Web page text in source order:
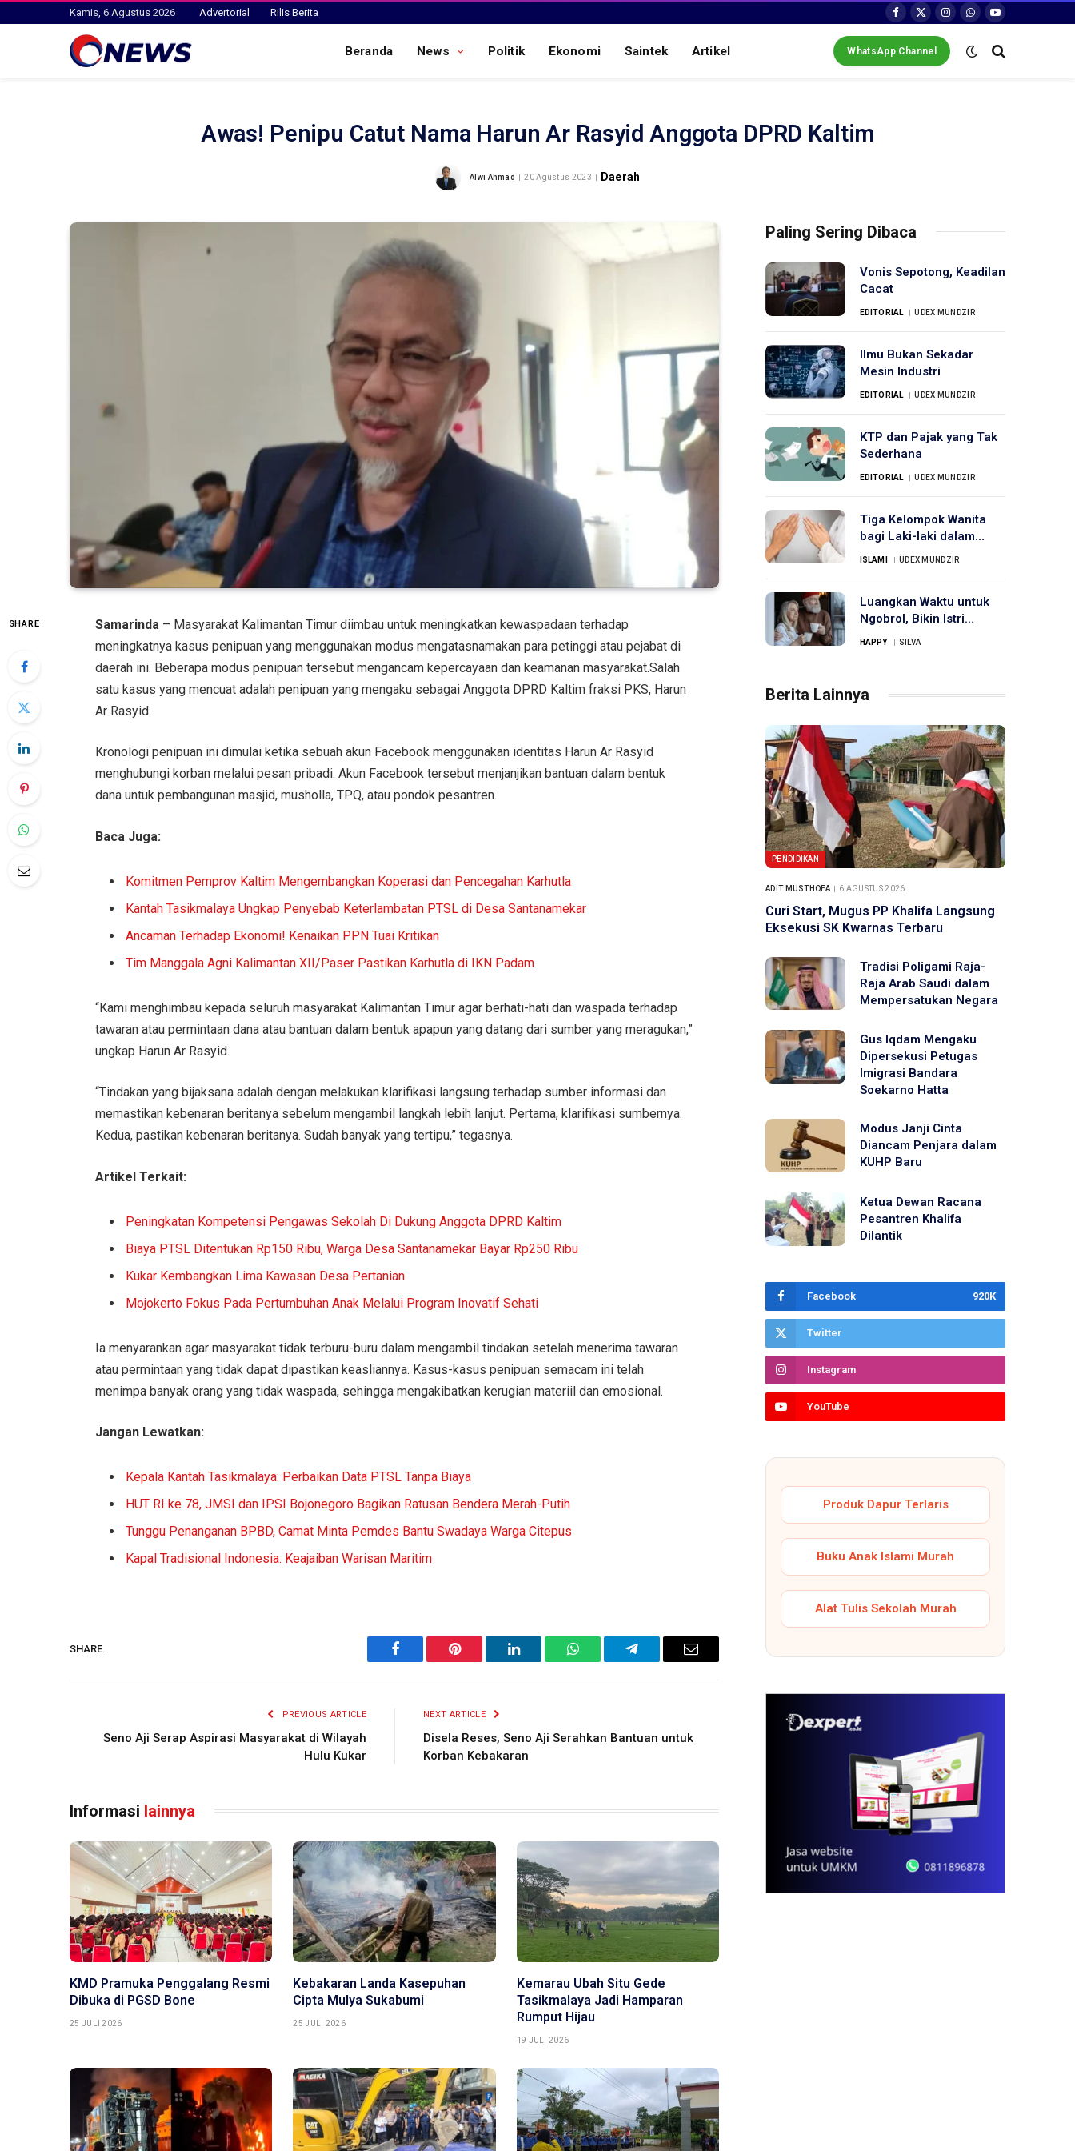
Kamis, 6 Agustus 2026 Advertorial Rilis Berita
Facebook
X
(Twitter)
Instagram
WhatsApp
YouTube
Beranda News Politik Ekonomi Saintek Artikel WhatsApp Channel
Awas! Penipu Catut Nama Harun Ar Rasyid Anggota DPRD Kaltim
Alwi Ahmad 20 Agustus 2023 Daerah
SHARE Samarinda – Masyarakat Kalimantan Timur diimbau untuk meningkatkan kewaspadaan terhadap
meningkatnya kasus penipuan yang menggunakan modus mengatasnamakan para petinggi atau pejabat di
daerah ini. Beberapa modus penipuan tersebut mengancam kepercayaan dan keamanan masyarakat.Salah
satu kasus yang mencuat adalah penipuan yang mengaku sebagai Anggota DPRD Kaltim fraksi PKS, Harun
Ar Rasyid.
Kronologi penipuan ini dimulai ketika sebuah akun Facebook menggunakan identitas Harun Ar Rasyid
menghubungi korban melalui pesan pribadi. Akun Facebook tersebut menjanjikan bantuan dalam bentuk
dana untuk pembangunan masjid, musholla, TPQ, atau pondok pesantren.
Baca Juga:
Komitmen Pemprov Kaltim Mengembangkan Koperasi dan Pencegahan Karhutla
Kantah Tasikmalaya Ungkap Penyebab Keterlambatan PTSL di Desa Santanamekar
Ancaman Terhadap Ekonomi! Kenaikan PPN Tuai Kritikan
Tim Manggala Agni Kalimantan XII/Paser Pastikan Karhutla di IKN Padam
“Kami menghimbau kepada seluruh masyarakat Kalimantan Timur agar berhati-hati dan waspada terhadap
tawaran atau permintaan dana atau bantuan dalam bentuk apapun yang datang dari sumber yang meragukan,”
ungkap Harun Ar Rasyid.
“Tindakan yang bijaksana adalah dengan melakukan klarifikasi langsung terhadap sumber informasi dan
memastikan kebenaran beritanya sebelum mengambil langkah lebih lanjut. Pertama, klarifikasi sumbernya.
Kedua, pastikan kebenaran beritanya. Sudah banyak yang tertipu,” tegasnya.
Artikel Terkait:
Peningkatan Kompetensi Pengawas Sekolah Di Dukung Anggota DPRD Kaltim
Biaya PTSL Ditentukan Rp150 Ribu, Warga Desa Santanamekar Bayar Rp250 Ribu
Kukar Kembangkan Lima Kawasan Desa Pertanian
Mojokerto Fokus Pada Pertumbuhan Anak Melalui Program Inovatif Sehati
Ia menyarankan agar masyarakat tidak terburu-buru dalam mengambil tindakan setelah menerima tawaran
atau permintaan yang tidak dapat dipastikan keasliannya. Kasus-kasus penipuan semacam ini telah
menimpa banyak orang yang tidak waspada, sehingga mengakibatkan kerugian materiil dan emosional.
Jangan Lewatkan:
Kepala Kantah Tasikmalaya: Perbaikan Data PTSL Tanpa Biaya
HUT RI ke 78, JMSI dan IPSI Bojonegoro Bagikan Ratusan Bendera Merah-Putih
Tunggu Penanganan BPBD, Camat Minta Pemdes Bantu Swadaya Warga Citepus
Kapal Tradisional Indonesia: Keajaiban Warisan Maritim
SHARE.
Facebook Pinterest LinkedIn WhatsAppTelegram Email
PREVIOUS ARTICLE
Seno Aji Serap Aspirasi Masyarakat di Wilayah
Hulu Kukar
NEXT ARTICLE
Disela Reses, Seno Aji Serahkan Bantuan untuk
Korban Kebakaran
Informasi lainnya
KMD Pramuka Penggalang Resmi
Dibuka di PGSD Bone
25 JULI 2026
Kebakaran Landa Kasepuhan
Cipta Mulya Sukabumi
25 JULI 2026
Kemarau Ubah Situ Gede
Tasikmalaya Jadi Hamparan
Rumput Hijau
19 JULI 2026
Paling Sering Dibaca
Vonis Sepotong, Keadilan
Cacat
EDITORIAL UDEX MUNDZIR
Ilmu Bukan Sekadar
Mesin Industri
EDITORIAL UDEX MUNDZIR
KTP dan Pajak yang Tak
Sederhana
EDITORIAL UDEX MUNDZIR
Tiga Kelompok Wanita
bagi Laki-laki dalam
Islam: Mahram, Azwaj,
ISLAMI UDEX MUNDZIR
Luangkan Waktu untuk
Ngobrol, Bikin Istri
Bahagia
HAPPY SILVA
Berita Lainnya
PENDIDIKAN
ADIT MUSTHOFA 6 AGUSTUS 2026
Curi Start, Mugus PP Khalifa Langsung
Eksekusi SK Kwarnas Terbaru
Tradisi Poligami Raja-
Raja Arab Saudi dalam
Mempersatukan Negara
Gus Iqdam Mengaku
Dipersekusi Petugas
Imigrasi Bandara
Soekarno Hatta
Modus Janji Cinta
Diancam Penjara dalam
KUHP Baru
Ketua Dewan Racana
Pesantren Khalifa
Dilantik
Facebook 920K
Twitter
Instagram
YouTube
Produk Dapur Terlaris
Buku Anak Islami Murah
Alat Tulis Sekolah Murah